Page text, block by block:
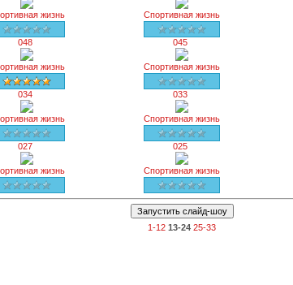
жизнь Спортивная жизнь
048
жизнь
045
Спортивная жизнь
034
жизнь
033
Спортивная жизнь
027
жизнь
025
Спортивная жизнь
1-12 13-24 25-33